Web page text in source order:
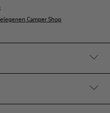
Camper Shop